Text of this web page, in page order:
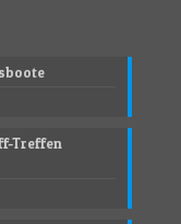
Treffen